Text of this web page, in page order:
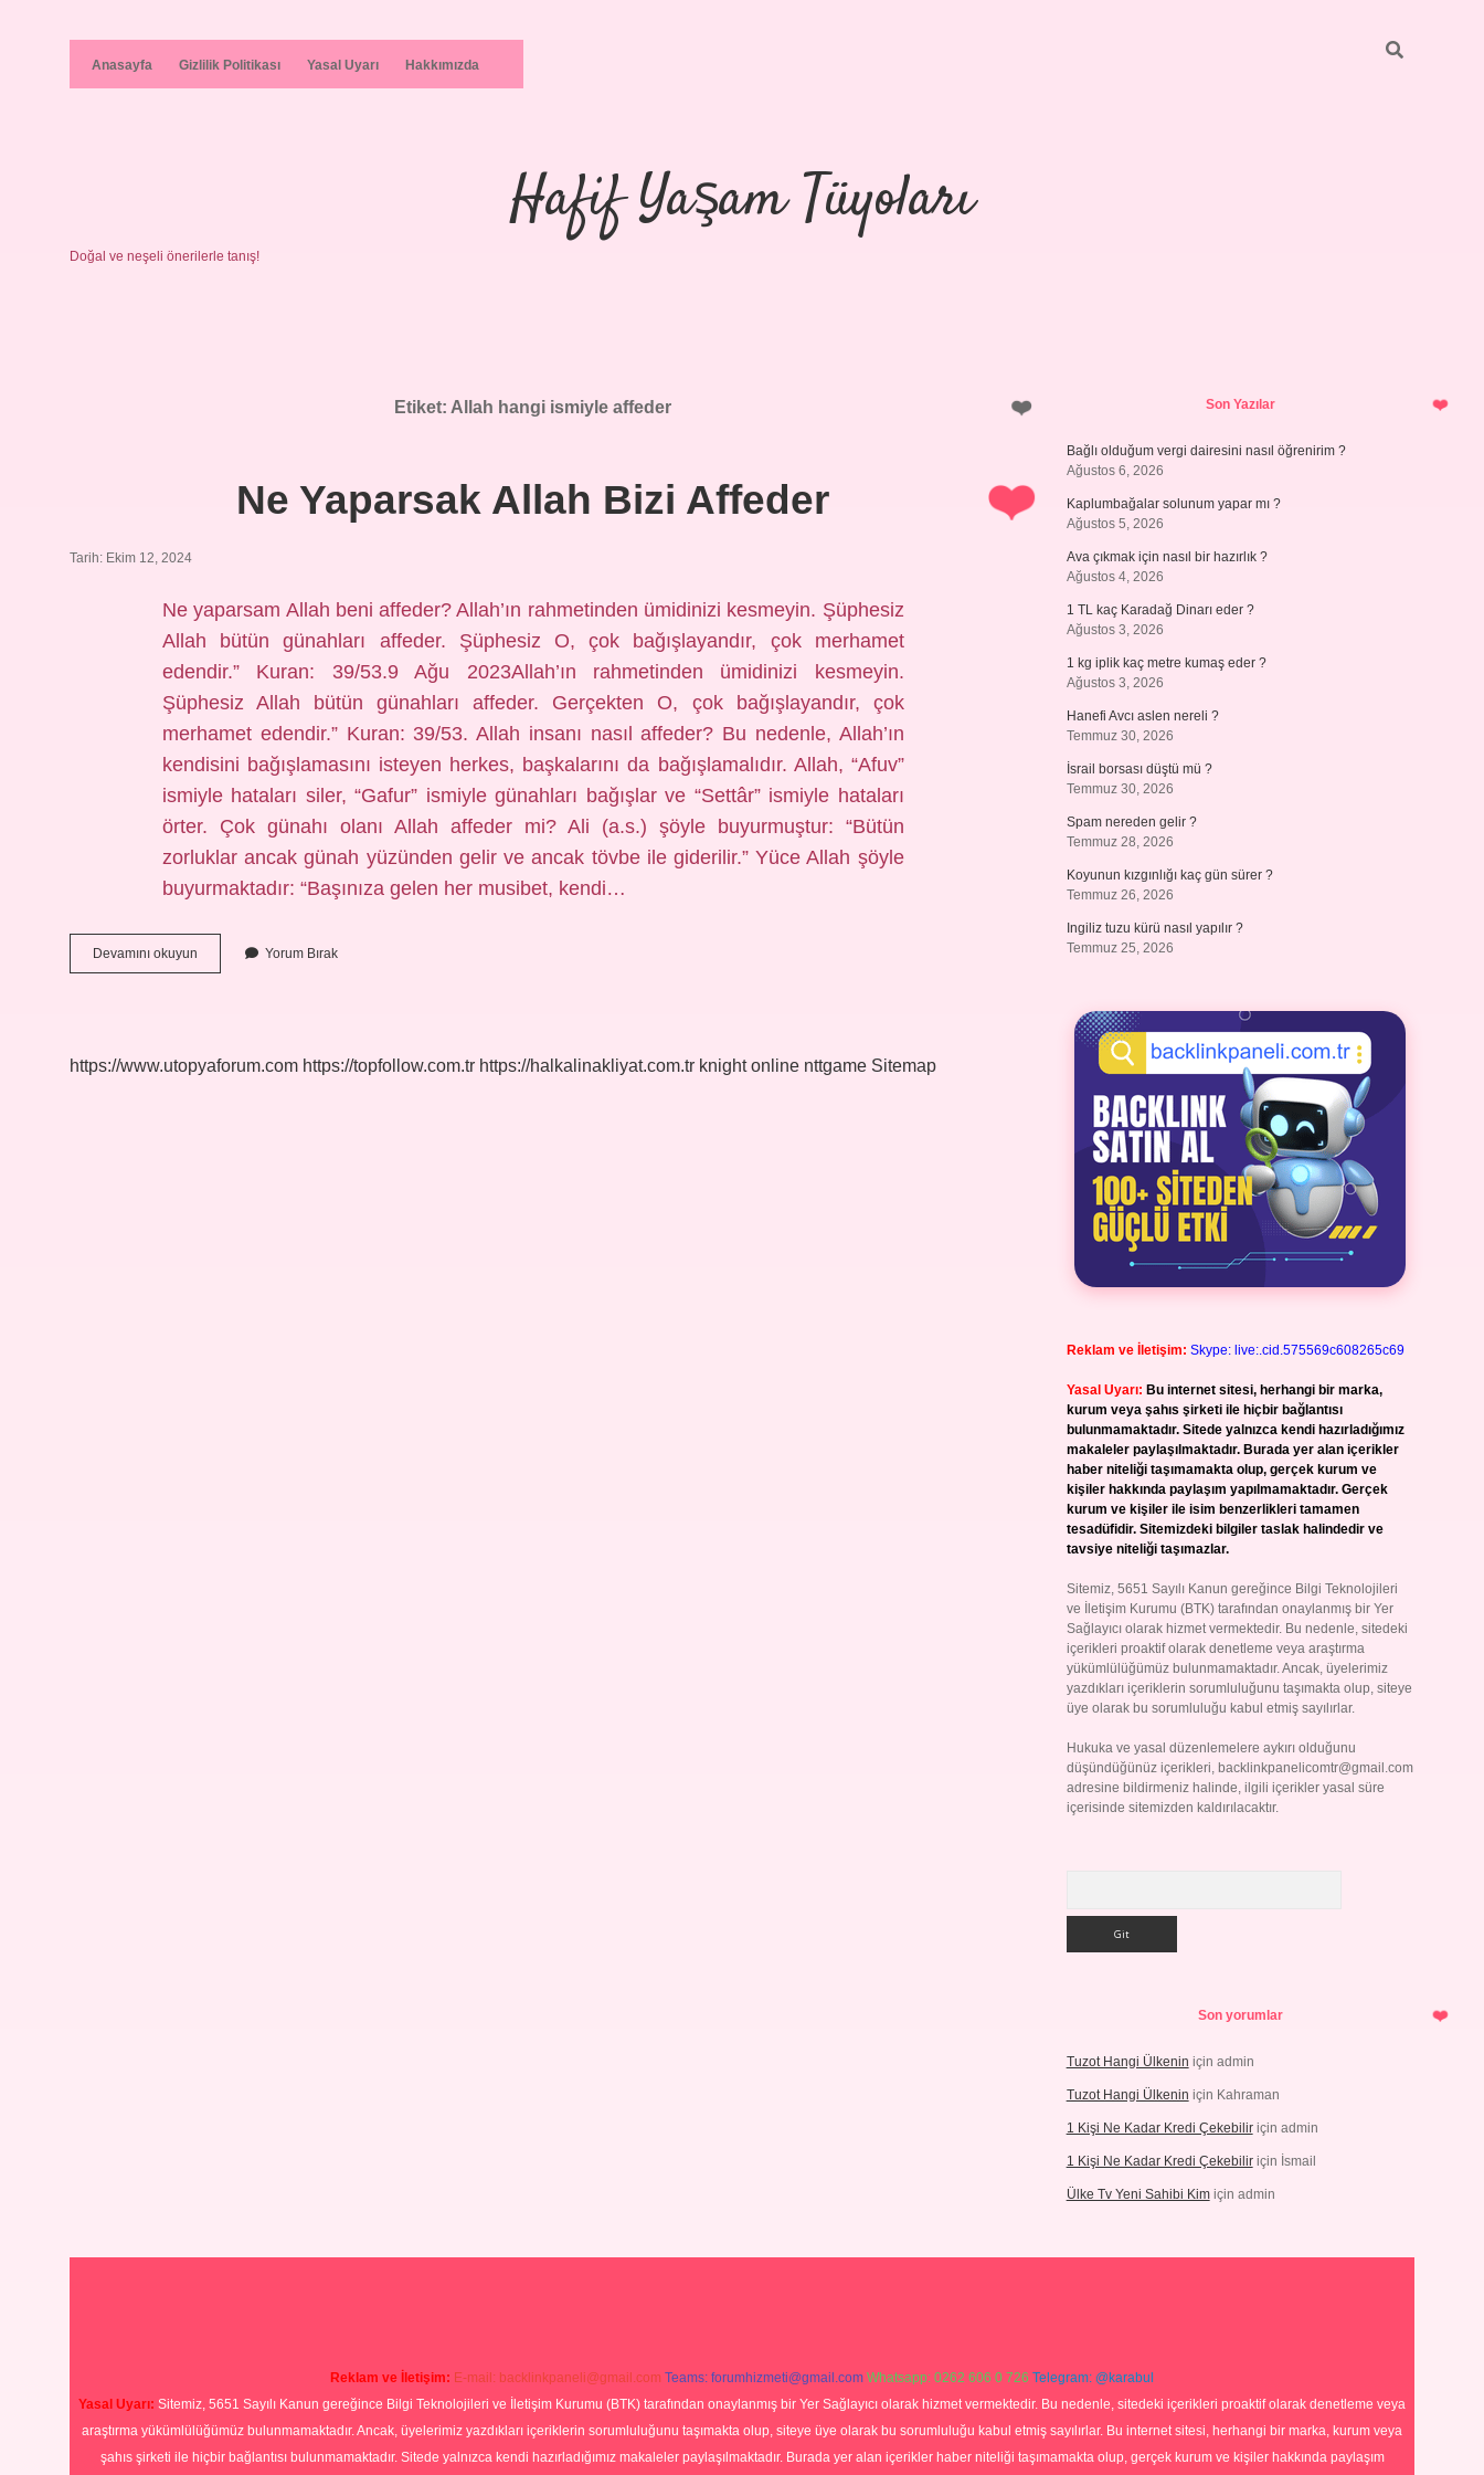
Anasayfa Gizlilik Politikası Yasal Uyarı Hakkımızda
Hafif Yaşam Tüyoları
Doğal ve neşeli önerilerle tanış!
Etiket: Allah hangi ismiyle affeder
Ne Yaparsak Allah Bizi Affeder
Tarih: Ekim 12, 2024
Ne yaparsam Allah beni affeder? Allah’ın rahmetinden ümidinizi kesmeyin. Şüphesiz
Allah bütün günahları affeder. Şüphesiz O, çok bağışlayandır, çok merhamet
edendir.” Kuran: 39/53.9 Ağu 2023Allah’ın rahmetinden ümidinizi kesmeyin.
Şüphesiz Allah bütün günahları affeder. Gerçekten O, çok bağışlayandır, çok
merhamet edendir.” Kuran: 39/53. Allah insanı nasıl affeder? Bu nedenle, Allah’ın
kendisini bağışlamasını isteyen herkes, başkalarını da bağışlamalıdır. Allah, “Afuv”
ismiyle hataları siler, “Gafur” ismiyle günahları bağışlar ve “Settâr” ismiyle hataları
örter. Çok günahı olanı Allah affeder mi? Ali (a.s.) şöyle buyurmuştur: “Bütün
zorluklar ancak günah yüzünden gelir ve ancak tövbe ile giderilir.” Yüce Allah şöyle
buyurmaktadır: “Başınıza gelen her musibet, kendi…
Devamını okuyun
Yaparsak
Yorum Bırak
https://www.utopyaforum.com https://topfollow.com.tr https://halkalinakliyat.com.tr knight online nttgame Sitemap
SidebarSon Yazılar
Bağlı olduğum vergi dairesini nasıl öğrenirim ?
Ağustos 6, 2026
Kaplumbağalar solunum yapar mı ?
Ağustos 5, 2026
Ava çıkmak için nasıl bir hazırlık ?
Ağustos 4, 2026
1 TL kaç Karadağ Dinarı eder ?
Ağustos 3, 2026
1 kg iplik kaç metre kumaş eder ?
Ağustos 3, 2026
Hanefi Avcı aslen nereli ?
Temmuz 30, 2026
İsrail borsası düştü mü ?
Temmuz 30, 2026
Spam nereden gelir ?
Temmuz 28, 2026
Koyunun kızgınlığı kaç gün sürer ?
Temmuz 26, 2026
Ingiliz tuzu kürü nasıl yapılır ?
Temmuz 25, 2026
Reklam ve İletişim: Skype: live:.cid.575569c608265c69
Yasal Uyarı: Bu internet sitesi, herhangi bir marka,
kurum veya şahıs şirketi ile hiçbir bağlantısı
bulunmamaktadır. Sitede yalnızca kendi hazırladığımız
makaleler paylaşılmaktadır. Burada yer alan içerikler
haber niteliği taşımamakta olup, gerçek kurum ve
kişiler hakkında paylaşım yapılmamaktadır. Gerçek
kurum ve kişiler ile isim benzerlikleri tamamen
tesadüfidir. Sitemizdeki bilgiler taslak halindedir ve
tavsiye niteliği taşımazlar.
Sitemiz, 5651 Sayılı Kanun gereğince Bilgi Teknolojileri
ve İletişim Kurumu (BTK) tarafından onaylanmış bir Yer
Sağlayıcı olarak hizmet vermektedir. Bu nedenle, sitedeki
içerikleri proaktif olarak denetleme veya araştırma
yükümlülüğümüz bulunmamaktadır. Ancak, üyelerimiz
yazdıkları içeriklerin sorumluluğunu taşımakta olup, siteye
üye olarak bu sorumluluğu kabul etmiş sayılırlar.
Hukuka ve yasal düzenlemelere aykırı olduğunu
düşündüğünüz içerikleri, backlinkpanelicomtr@gmail.com
adresine bildirmeniz halinde, ilgili içerikler yasal süre
içerisinde sitemizden kaldırılacaktır.
Son yorumlar
Tuzot Hangi Ülkenin için admin
Tuzot Hangi Ülkenin için Kahraman
1 Kişi Ne Kadar Kredi Çekebiliriçin admin
1 Kişi Ne Kadar Kredi Çekebiliriçin İsmail
Ülke Tv Yeni Sahibi Kimiçin admin
Reklam ve İletişim: E-mail: backlinkpaneli@gmail.com Teams: forumhizmeti@gmail.com Whatsapp: 0262 606 0 726 Telegram: @karabul
Yasal Uyarı: Sitemiz, 5651 Sayılı Kanun gereğince Bilgi Teknolojileri ve İletişim Kurumu (BTK) tarafından onaylanmış bir Yer Sağlayıcı olarak hizmet vermektedir. Bu nedenle, sitedeki içerikleri proaktif olarak denetleme veya
araştırma yükümlülüğümüz bulunmamaktadır. Ancak, üyelerimiz yazdıkları içeriklerin sorumluluğunu taşımakta olup, siteye üye olarak bu sorumluluğu kabul etmiş sayılırlar. Bu internet sitesi, herhangi bir marka, kurum veya
şahıs şirketi ile hiçbir bağlantısı bulunmamaktadır. Sitede yalnızca kendi hazırladığımız makaleler paylaşılmaktadır. Burada yer alan içerikler haber niteliği taşımamakta olup, gerçek kurum ve kişiler hakkında paylaşım